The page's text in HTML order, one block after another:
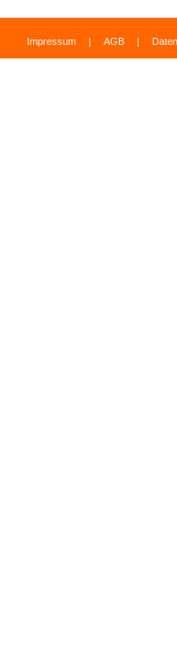
Impressum | AGB |